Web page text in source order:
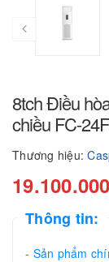
8tch Điều
chiều FC-
Thương hiệu:
Thông tin:
- Sản phẩm